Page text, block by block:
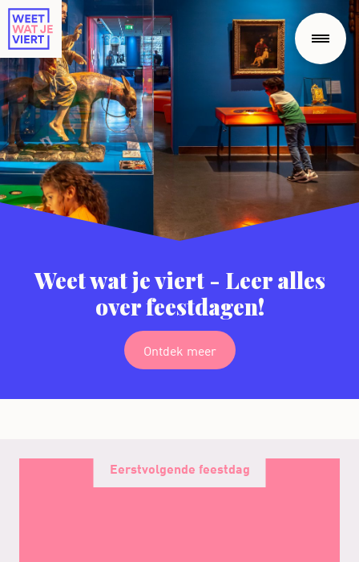
Weet wat je viert - Leer alles
over feestdagen!
Ontdek meer
Eerstvolgende feestdag